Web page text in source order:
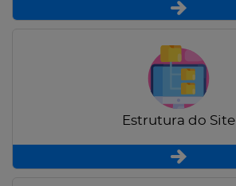
Estrutura do Site